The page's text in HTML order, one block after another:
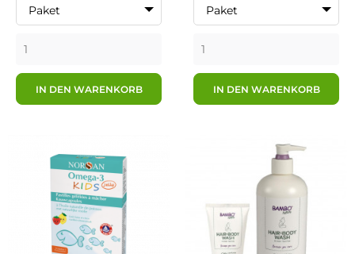
Paket
IN DEN WARENKORB
Paket
IN DEN WARENKORB